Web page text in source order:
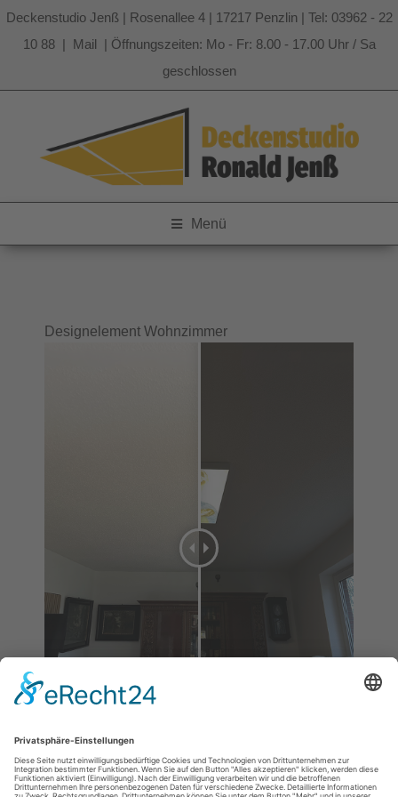
Deckenstudio Jenß | Rosenallee 4 | 17217 Penzlin | Tel: 03962 - 22
10 88 | Mail | Öffnungszeiten: Mo - Fr: 8.00 - 17.00 Uhr / Sa
geschlossen
Menü
Designelement Wohnzimmer